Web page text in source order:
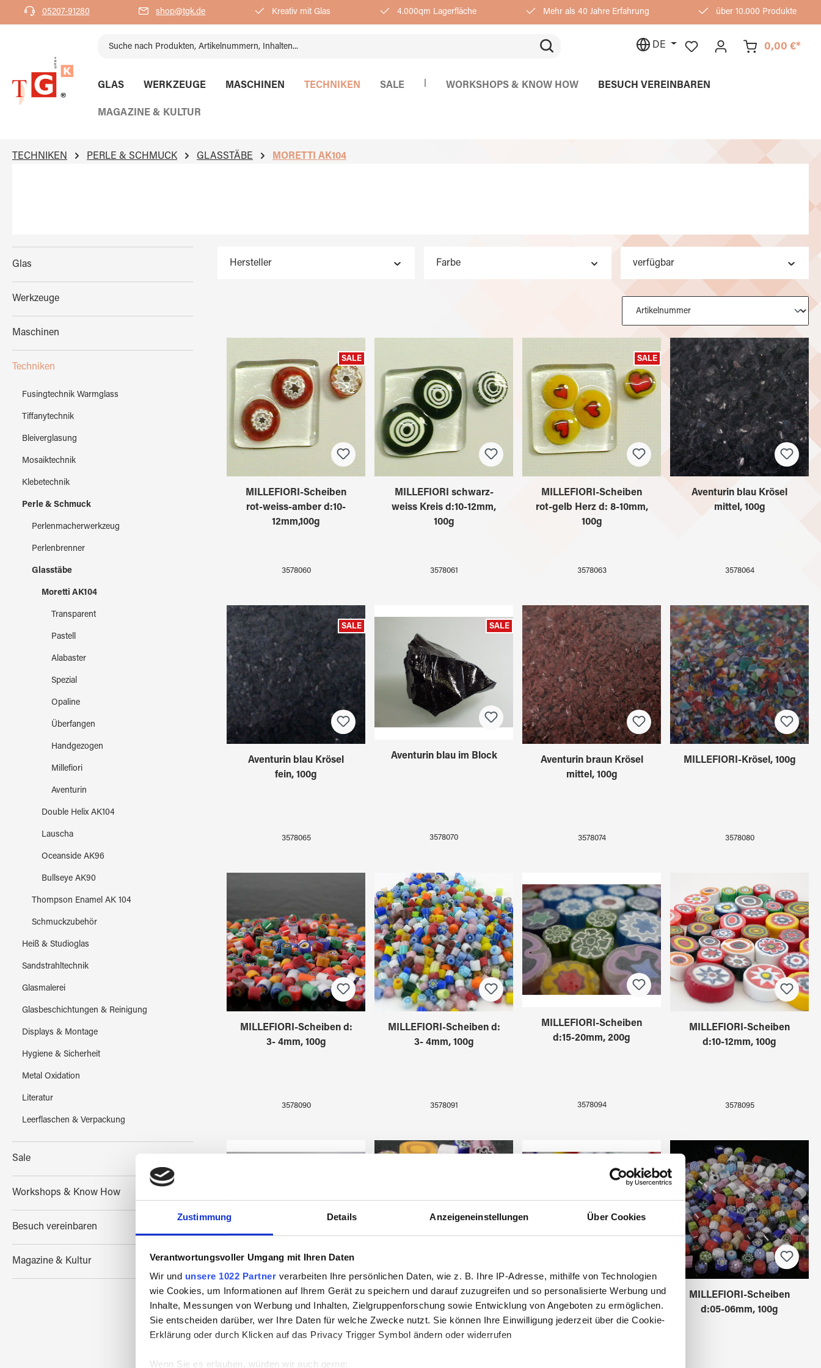
Zustimmung Details Anzeigeneinstellungen Über Cookies
Verantwortungsvoller Umgang mit Ihren Daten
Wir und unsere 1022 Partner verarbeiten Ihre persönlichen Daten, wie z. B. Ihre IP-Adresse, mithilfe von Technologien
wie Cookies, um Informationen auf Ihrem Gerät zu speichern und darauf zuzugreifen und so personalisierte Werbung und
Inhalte, Messungen von Werbung und Inhalten, Zielgruppenforschung sowie Entwicklung von Angeboten zu ermöglichen.
Sie entscheiden darüber, wer Ihre Daten für welche Zwecke nutzt. Sie können Ihre Einwilligung jederzeit über die Cookie-
Erklärung oder durch Klicken auf das Privacy Trigger Symbol ändern oder widerrufen
Wenn Sie es erlauben, würden wir auch gerne:
Zur Hauptnavigation springen
05207-91280 shop@tgk.de Kreativ mit Glas 4.000qm Lagerfläche Mehr als 40 Jahre Erfahrung über 10.000 Produkte
DE 0,00 €*
GLAS WERKZEUGE MASCHINEN TECHNIKEN SALE WORKSHOPS & KNOW HOW BESUCH VEREINBAREN
MAGAZINE & KULTUR
TECHNIKEN PERLE & SCHMUCK GLASSTÄBE MORETTI AK104
Glas
Werkzeuge
Maschinen
Techniken
Fusingtechnik Warmglass
Tiffanytechnik
Bleiverglasung
Mosaiktechnik
Klebetechnik
Perle & Schmuck
Perlenmacherwerkzeug
Perlenbrenner
Glasstäbe
Moretti AK104
Transparent
Pastell
Alabaster
Spezial
Opaline
Überfangen
Handgezogen
Millefiori
Aventurin
Double Helix AK104
Lauscha
Oceanside AK96
Bullseye AK90
Thompson Enamel AK 104
Schmuckzubehör
Heiß & Studioglas
Sandstrahltechnik
Glasmalerei
Glasbeschichtungen & Reinigung
Displays & Montage
Hygiene & Sicherheit
Metal Oxidation
Literatur
Leerflaschen & Verpackung
Sale
Workshops & Know How
Besuch vereinbaren
Magazine & Kultur
Hersteller Farbe verfügbar
SALE
MILLEFIORI-Scheiben
rot-weiss-amber d:10-
12mm,100g
3578060
MILLEFIORI schwarz-
weiss Kreis d:10-12mm,
100g
3578061
SALE
MILLEFIORI-Scheiben
rot-gelb Herz d: 8-10mm,
100g
3578063
Aventurin blau Krösel
mittel, 100g
3578064
SALE
Aventurin blau Krösel
fein, 100g
3578065
SALE
Aventurin blau im Block
3578070
Aventurin braun Krösel
mittel, 100g
3578074
MILLEFIORI-Krösel, 100g
3578080
MILLEFIORI-Scheiben d:
3- 4mm, 100g
3578090
MILLEFIORI-Scheiben d:
3- 4mm, 100g
3578091
MILLEFIORI-Scheiben
d:15-20mm, 200g
3578094
MILLEFIORI-Scheiben
d:10-12mm, 100g
3578095
MILLEFIORI-Scheiben
d:05-06mm, 100g
MILLEFIORI-Scheiben
d:15-20mm, 200g
MILLEFIORI-Scheiben
d:10-12mm, 100g
MILLEFIORI-Scheiben
d:05-06mm, 100g